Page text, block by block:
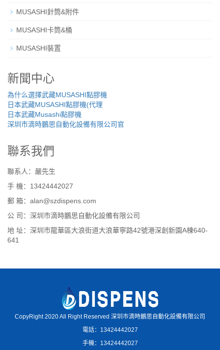
MUSASHI針筒&附件
MUSASHI卡筒&桶
MUSASHI裝置
新聞中心
為什么選擇武藏MUSASHI點膠機
日本武藏MUSASHI點膠機(代理
日本武藏Musashi點膠機
深圳市滴時鵬思自動化設備有限公司官
聯系我們
聯系人：嚴先生
手 機：13424442027
郵 箱：alan@szdispens.com
公 司：深圳市滴時鵬思自動化設備有限公司
地 址：深圳市龍華區大浪街道大浪華寧路42號港深創新園A棟640-
641
CopyRight 2020 All Right Reserved 深圳市滴時鵬思自動化設備有限公司
電話：13424442027
手機：13424442027